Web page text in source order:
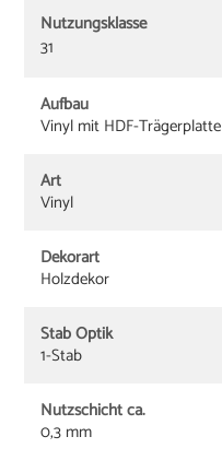
Nutzungsklasse
31
Aufbau
Vinyl mit HDF-Trägerplatte
Art
Vinyl
Dekorart
Holzdekor
Stab Optik
1-Stab
Nutzschicht ca.
0,3 mm